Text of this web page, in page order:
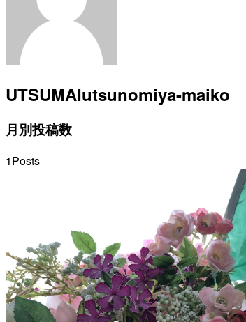
UTSUMAIutsunomiya-maiko
月別投稿数
1Posts